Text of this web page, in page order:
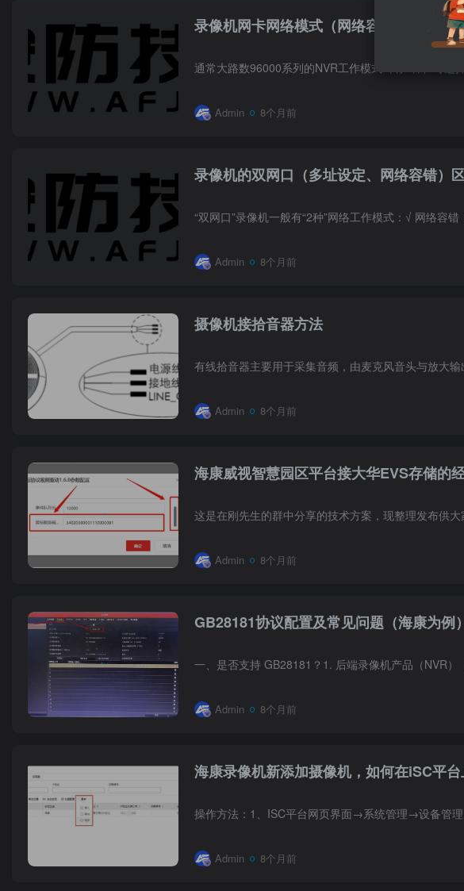
录像机网卡网络模式（网络容错、多址设
Admin 8个月前
录像机的双网口（多址设定、网络容错）
Admin 8个月前
摄像机接拾音器方法
Admin 8个月前
海康威视智慧园区平台接大华EVS存储的
Admin 8个月前
GB28181协议配置及常见问题（海康为例）
Admin 8个月前
海康录像机新添加摄像机，如何在iSC平
Admin 8个月前